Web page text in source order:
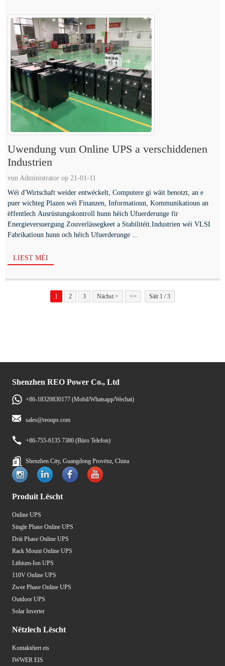
Uwendung vun Online UPS a verschiddenen
Industrien
vun Administrator op 21-01-11
Wéi d'Wirtschaft weider entwéckelt, Computere gi wäit benotzt, an e
puer wichteg Plazen wéi Finanzen, Informatioun, Kommunikatioun an
ëffentlech Ausrüstungskontroll hunn héich Ufuerderunge fir
Energieversuergung Zouverlässegkeet a Stabilitéit.Industrien wéi VLSI
Fabrikatioun hunn och héich Ufuerderunge ...
LIEST MÉI
1 2 3 Nächst > >> Säit 1 / 3
Shenzhen REO Power Co., Ltd
+86-18320830177 (Mobil/Whatsapp/Wechat)
sales@reoups.com
+86-755-6135 7380 (Büro Telefon)
Shenzhen City, Guangdong Provënz, China
Produit Lëscht
Online UPS
Single Phase Online UPS
Dräi Phase Online UPS
Rack Mount Online UPS
Lithium-Ion UPS
110V Online UPS
Zwee Phase Online UPS
Outdoor UPS
Solar Inverter
Nëtzlech Lëscht
Kontaktéiert eis
IWWER EIS